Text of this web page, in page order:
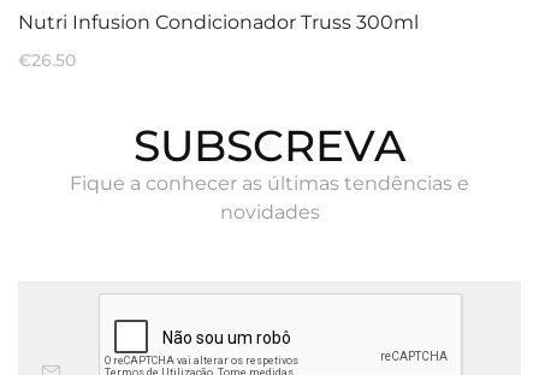
Nutri Infusion Condicionador Truss 300ml
€26.50
SUBSCREVA
Fique a conhecer as últimas tendências e
novidades